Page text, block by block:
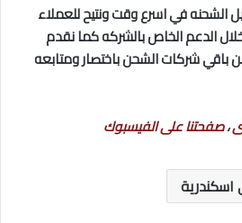
الشحنه في اسرع وقت ونتيح للعملاء
الدعم الخاص بالشركه كما نقدم
شركات الشحن باختصار ومتابعه
،صفحتنا على الفيسبوك